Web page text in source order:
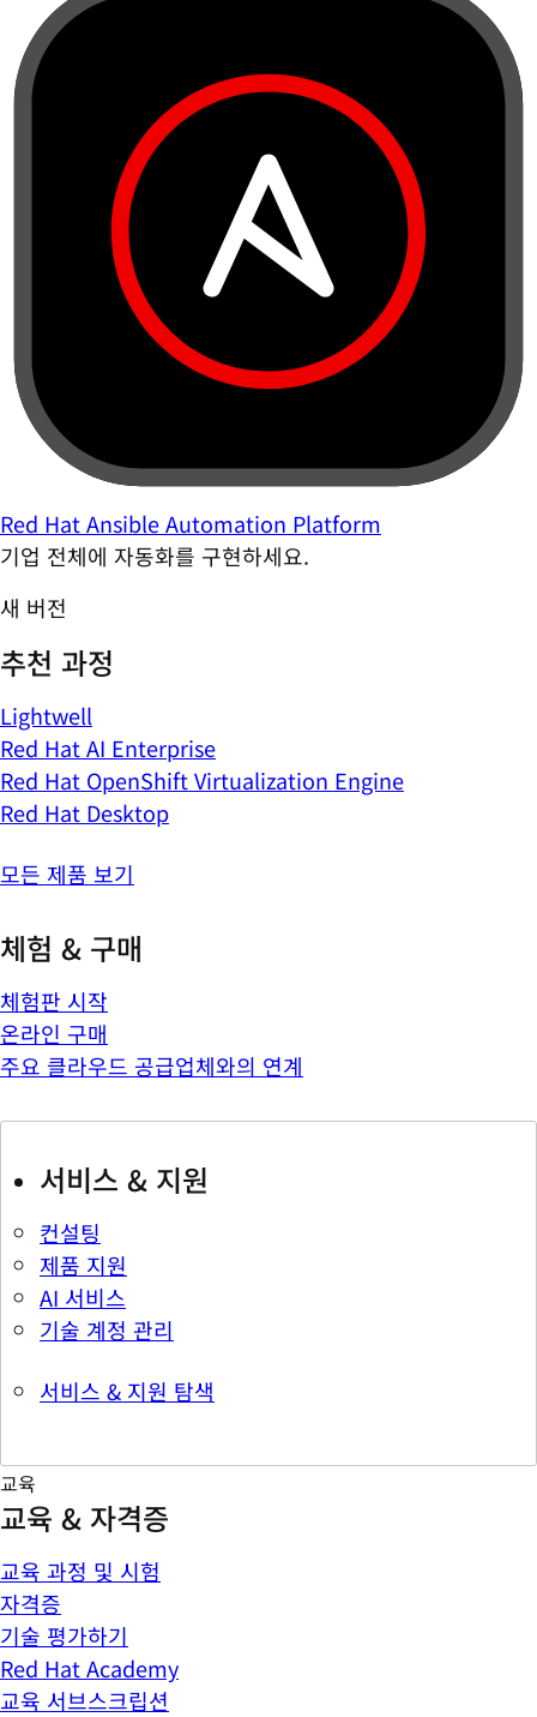
Red Hat Ansible Automation Platform
기업 전체에 자동화를 구현하세요.
새 버전
추천 과정
Lightwell
Red Hat AI Enterprise
Red Hat OpenShift Virtualization Engine
Red Hat Desktop
모든 제품 보기
체험 & 구매
체험판 시작
온라인 구매
주요 클라우드 공급업체와의 연계
서비스 & 지원
컨설팅
제품 지원
AI 서비스
기술 계정 관리
서비스 & 지원 탐색
교육
교육 & 자격증
교육 과정 및 시험
자격증
기술 평가하기
Red Hat Academy
교육 서브스크립션